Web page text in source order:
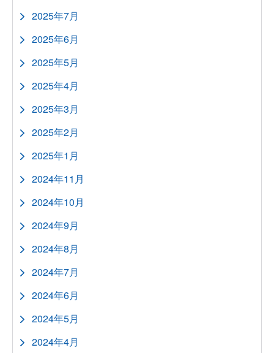
2025年7月
2025年6月
2025年5月
2025年4月
2025年3月
2025年2月
2025年1月
2024年11月
2024年10月
2024年9月
2024年8月
2024年7月
2024年6月
2024年5月
2024年4月